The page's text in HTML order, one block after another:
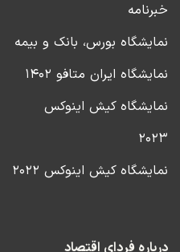
خبرنامه
نمایشگاه بورس، بانک و بیمه
نمایشگاه ایران متافو ۱۴۰۲
نمایشگاه کیش اینوکس
۲۰۲۳
نمایشگاه کیش اینوکس ۲۰۲۲
درباره فردای اقتصاد